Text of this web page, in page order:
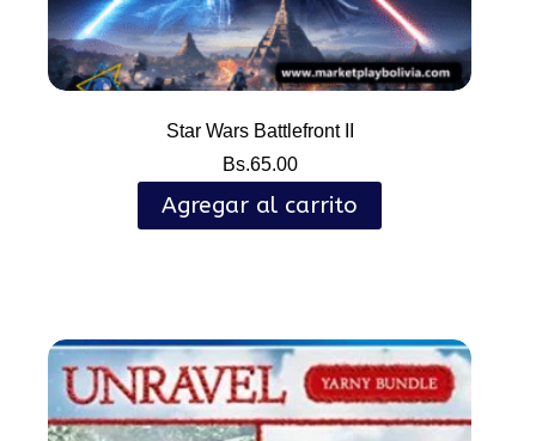
Star Wars Battlefront II
Bs.65.00
Agregar al carrito